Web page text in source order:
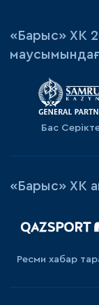
«‎Барыс»‎ ХК
Бас
«Барыс» ХК
Ресми хабар